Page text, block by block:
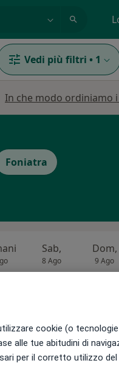
Vedi più filtri • 1
In che modo ordiniamo
Foniatra
Sab,
8 Ago
Dom,
9 Ago
agende disponibili!
le prenotazioni online
cookie (o
alle tue abitudini di
per il corretto utilizzo